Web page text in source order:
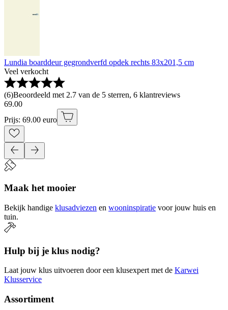
Lundia boarddeur gegrondverfd opdek rechts 83x201,5 cm
Veel verkocht
(6)Beoordeeld met 2.7 van de 5 sterren, 6 klantreviews
69.00
Prijs: 69.00 euro
Maak het mooier
Bekijk handige klusadviezen en wooninspiratie voor jouw huis en
tuin.
Hulp bij je klus nodig?
Laat jouw klus uitvoeren door een klusexpert met de Karwei
Klusservice
Assortiment